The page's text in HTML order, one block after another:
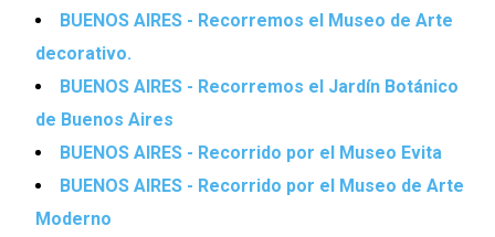
BUENOS AIRES - Recorremos el Museo de Arte
decorativo.
BUENOS AIRES - Recorremos el Jardín Botánico
de Buenos Aires
BUENOS AIRES - Recorrido por el Museo Evita
BUENOS AIRES - Recorrido por el Museo de Arte
Moderno